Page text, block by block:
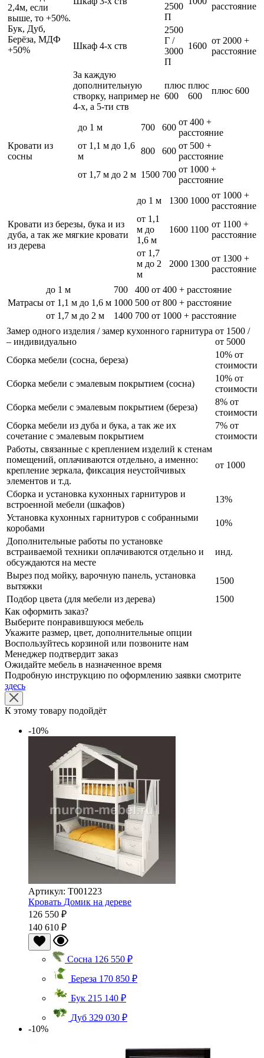
2,4м, если
выше, то +50%.
Бук, Дуб,
Берёза, МДФ
+50%
2500
П
расстояние
Шкаф 4-х ств
2500
Г /
3000
П
1600
от 2000 +
расстояние
За каждую
дополнительную
створку, например не
4-х, а 5-ти ств
плюс
600
плюс
600
плюс 600
Кровати из
сосны
до 1 м 700 600
от 400 +
расстояние
от 1,1 м до 1,6
м
800 600
от 500 +
расстояние
от 1,7 м до 2 м 1500 700
от 1000 +
расстояние
Кровати из березы, бука и из
дуба, а так же мягкие кровати
из дерева
до 1 м 1300 1000
от 1000 +
расстояние
от 1,1
м до
1,6 м
1600 1100
от 1100 +
расстояние
от 1,7
м до 2
м
2000 1300
от 1300 +
расстояние
Матрасы
до 1 м 700 400 от 400 + расстояние
от 1,1 м до 1,6 м 1000 500 от 800 + расстояние
от 1,7 м до 2 м
1400 700 от 1000 + расстояние
Замер одного изделия / замер кухонного гарнитура
– индивидуально
от 1500 /
от 5000
Сборка мебели (сосна, береза)
10% от
стоимости
Сборка мебели с эмалевым покрытием (сосна)
10% от
стоимости
Сборка мебели с эмалевым покрытием (береза)
8% от
стоимости
Сборка мебели из дуба и бука, а так же их
сочетание с эмалевым покрытием
7% от
стоимости
Работы, связанные с креплением изделий к стенам
помещений, оплачиваются отдельно, а именно:
крепление зеркала, фиксация неустойчивых
элементов и т.д.
от 1000
Сборка и установка кухонных гарнитуров и
встроенной мебели (шкафов)
13%
Установка кухонных гарнитуров с собранными
коробами
10%
Дополнительные работы по установке
встраиваемой техники оплачиваются отдельно и
обсуждаются на месте
инд.
Вырез под мойку, варочную панель, установка
вытяжки
1500
Подбор цвета (для мебели из дерева)
1500
Как оформить заказ?
Выберите понравившуюся мебель
Укажите размер, цвет, дополнительные опции
Воспользуйтесь корзиной или позвоните нам
Менеджер подтвердит заказ
Ожидайте мебель в назначенное время
Подробную инструкцию по оформлению заявки смотрите
здесь
К этому товару подойдёт
-10%
Артикул: Т001223
Кровать Домик на дереве
126 550 ₽
140 610 ₽
Сосна 126 550 ₽
Береза 170 850 ₽
Бук 215 140 ₽
Дуб 329 030 ₽
-10%